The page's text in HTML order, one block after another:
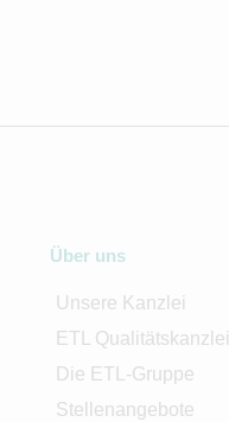
Über uns
Unsere Kanzlei
ETL Qualitätskanzlei
Die ETL-Gruppe
Stellenangebote